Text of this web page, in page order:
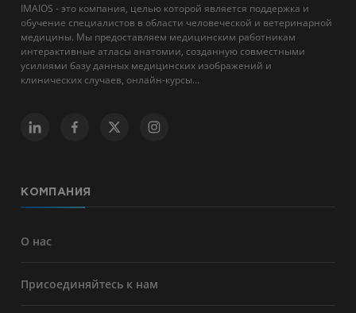
IMAIOS - это компания, целью которой является поддержка и
обучение специалистов в области человеческой и ветеринарной
медицины. Мы предоставляем медицинским работникам
интерактивные атласы анатомии, созданную совместными
усилиями базу данных медицинских изображений и
клинических случаев, онлайн-курсы...
КОМПАНИЯ
О нас
Присоединяйтесь к нам